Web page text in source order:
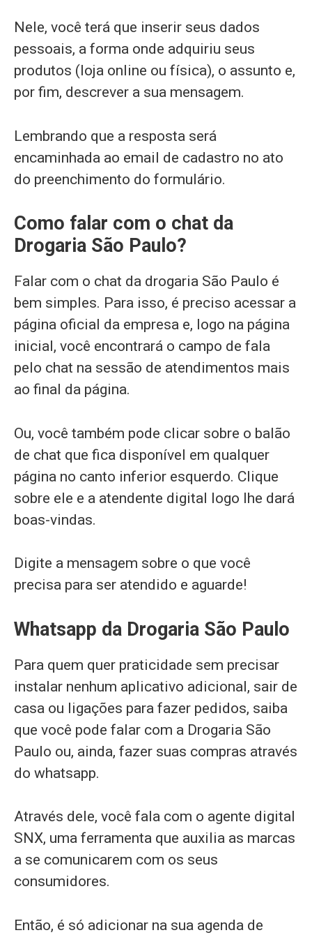
Nele, você terá que inserir seus dados
pessoais, a forma onde adquiriu seus
produtos (loja online ou física), o assunto e,
por fim, descrever a sua mensagem.
Lembrando que a resposta será
encaminhada ao email de cadastro no ato
do preenchimento do formulário.
Como falar com o chat da
Drogaria São Paulo?
Falar com o chat da drogaria São Paulo é
bem simples. Para isso, é preciso acessar a
página oficial da empresa e, logo na página
inicial, você encontrará o campo de fala
pelo chat na sessão de atendimentos mais
ao final da página.
Ou, você também pode clicar sobre o balão
de chat que fica disponível em qualquer
página no canto inferior esquerdo. Clique
sobre ele e a atendente digital logo lhe dará
boas-vindas.
Digite a mensagem sobre o que você
precisa para ser atendido e aguarde!
Whatsapp da Drogaria São Paulo
Para quem quer praticidade sem precisar
instalar nenhum aplicativo adicional, sair de
casa ou ligações para fazer pedidos, saiba
que você pode falar com a Drogaria São
Paulo ou, ainda, fazer suas compras através
do whatsapp.
Através dele, você fala com o agente digital
SNX, uma ferramenta que auxilia as marcas
a se comunicarem com os seus
consumidores.
Então, é só adicionar na sua agenda de